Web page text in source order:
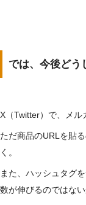
では、今後どう
X（Twitter）で、メル
ただ商品のURLを貼
く。
また、ハッシュタグ
数が伸びるのではない